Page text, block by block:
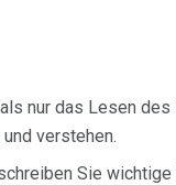
nur das Lesen
verstehen.
Sie wichtige